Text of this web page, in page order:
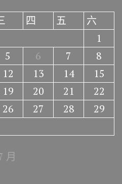
四 五
六
1
5 6 7
8
12 13 14
15
19 20 21
22
26 27 28
29
月